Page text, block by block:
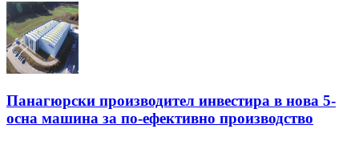
Панагюрски производител инвестира в нова 5-
осна машина за по-ефективно производство